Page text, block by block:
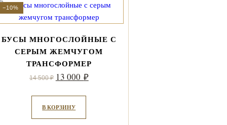
−10%
БУСЫ МНОГОСЛОЙНЫЕ С
СЕРЫМ ЖЕМЧУГОМ
ТРАНСФОРМЕР
14 500₽ Первоначальная
составляла
14
13 000 ₽Текущая
В КОРЗИНУ